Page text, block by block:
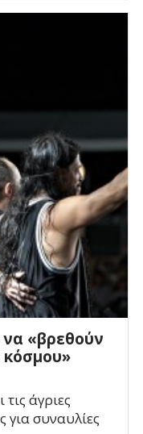
«βρεθούν
άγριες
για συναυλίες